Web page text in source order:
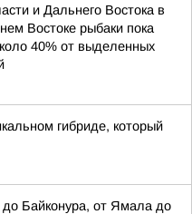
и Дальнего Востока в
Востоке рыбаки пока
40% от выделенных
гибриде, который
Байконура, от Ямала до